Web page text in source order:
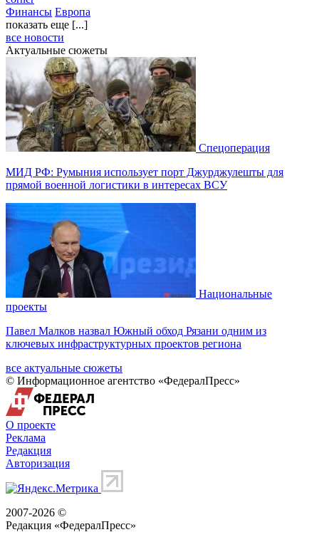
Финансы Европа
показать еще [...]
все новости
Актуальные сюжеты
Спецоперация
МИД РФ: Румыния использует порт Джурджулешты для
прямой военной логистики в интересах ВСУ
Национальные
проекты
Павел Малков назвал Южный обход Рязани одним из
ключевых инфраструктурных проектов региона
все актуальные сюжеты
© Информационное агентство «ФедералПресс»
О проекте
Реклама
Редакция
Авторизация
2007-2026 ©
Редакция «ФедералПресс»